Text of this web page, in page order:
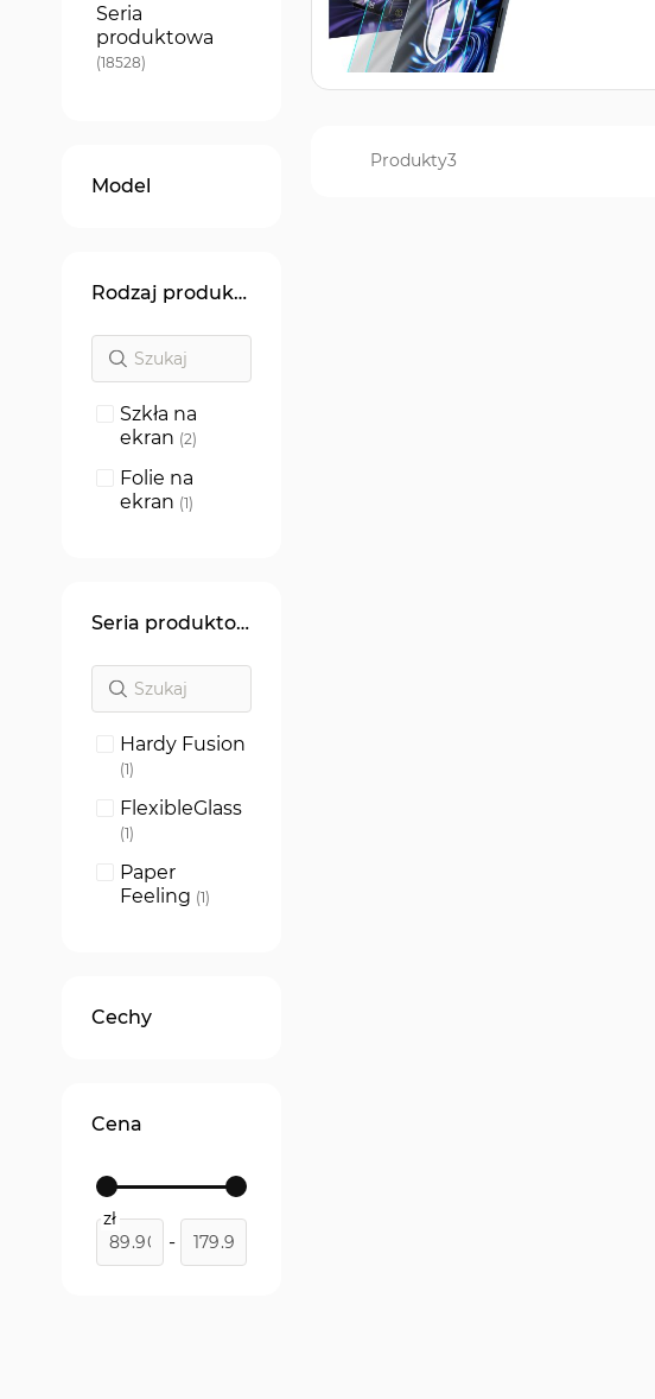
Produkty3
Seria
produktowa
18528
produkty
Model
Rodzaj produktu
Szkła na
ekran 2
produkty
Folie na
ekran 1
produkt
Seria produktowa
Hardy Fusion
1
produkt
FlexibleGlass
1
produkt
Paper
Feeling 1
produkt
Cechy
Cena
zł
-